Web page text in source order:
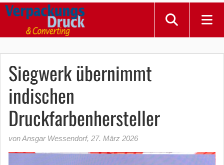
Siegwerk übernimmt
indischen
Druckfarbenhersteller
von Ansgar Wessendorf, 27. März 2026